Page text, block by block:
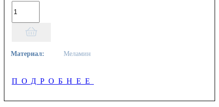
Материал: Меламин
ПОДРОБНЕЕ